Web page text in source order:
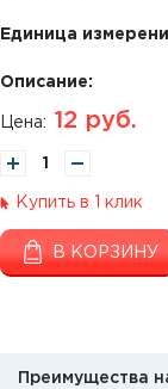
Единица
Описание:
Цена: 12 руб.
Купить в 1 клик
В КОРЗИНУ
Преимущества